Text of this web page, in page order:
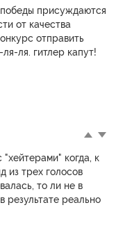
присуждаются
от качества
отправить
ля. гитлер капут!
когда, к
из трех голосов
то ли не в
результате реально